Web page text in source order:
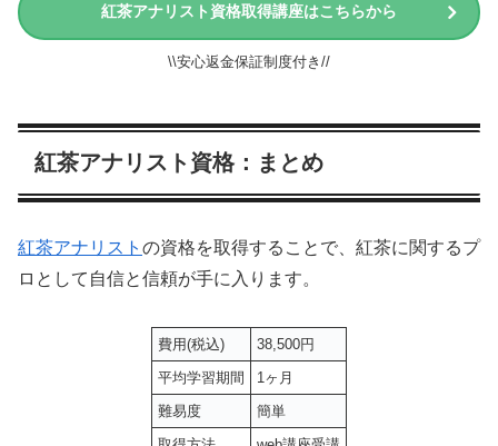
紅茶アナリスト資格取得講座はこちらから
\\安心返金保証制度付き//
紅茶アナリスト資格：まとめ
紅茶アナリスト の資格を取得することで、紅茶に関するプ
ロとして自信と信頼が手に入ります。
費用(税込)
38,500円
平均学習期間
1ヶ月
難易度
簡単